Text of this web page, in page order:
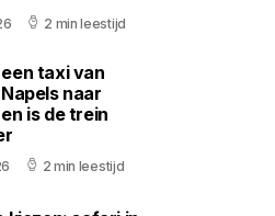
2 min leestijd
taxi van
naar
is de trein
2 min leestijd